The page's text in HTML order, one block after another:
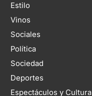
Estilo
Vinos
Sociales
Política
Sociedad
Deportes
Espectáculos y Cultura